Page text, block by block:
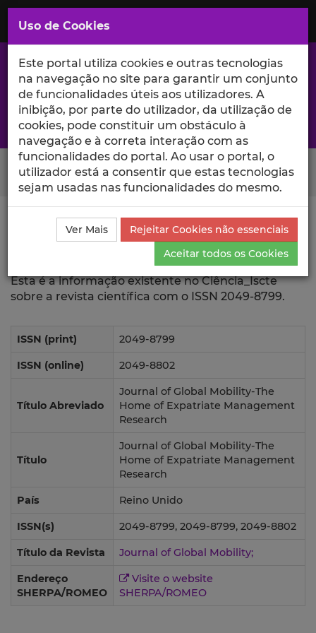
Saltar
para
Conteúdo
Principal
A excelência da investigação e ciência no Iscte
Search Button
Ciência_Iscte Revista Científica
Esta é a informação existente no Ciência_Iscte
sobre a revista científica com o ISSN 2049-8799.
ISSN (print) 2049-8799
ISSN (online) 2049-8802
Título Abreviado
Journal of Global Mobility-The
Home of Expatriate Management
Research
Título
Journal of Global Mobility-The
Home of Expatriate Management
Research
País Reino Unido
ISSN(s) 2049-8799, 2049-8799, 2049-8802
Título da Revista Journal of Global Mobility;
Endereço
SHERPA/ROMEO
Visite o website
SHERPA/ROMEO
Uso de Cookies
Este portal utiliza cookies e outras tecnologias
na navegação no site para garantir um conjunto
de funcionalidades úteis aos utilizadores. A
inibição, por parte do utilizador, da utilização de
cookies, pode constituir um obstáculo à
navegação e à correta interação com as
funcionalidades do portal. Ao usar o portal, o
utilizador está a consentir que estas tecnologias
sejam usadas nas funcionalidades do mesmo.
Ver Mais
Rejeitar Cookies não essenciais
Aceitar todos os Cookies